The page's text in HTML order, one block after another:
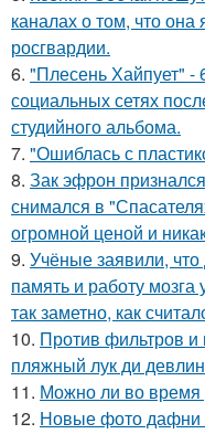
каналах о том, что она
росгвардии.
6. "Плесень Хайпует" -
социальных сетях
студийного альбома.
7. "Ошиблась с
8. Зак эфрон
снимался в
огромной ценой и
9. Учёные заявили,
память и работу
так заметно, как
10. Против фильтров и
пляжный лук ди
11. Можно ли во время
12. Новые фото дафни